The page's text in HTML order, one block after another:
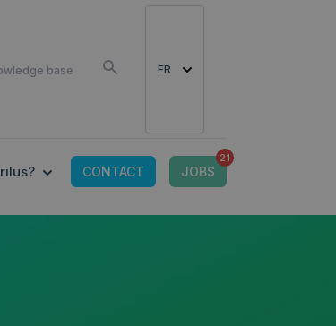
base FR
TOOLS
FOR OFFRE IT
SHOW SUBMENU FOR POURQUOI CORILUS?
CONTACT JOBS
21